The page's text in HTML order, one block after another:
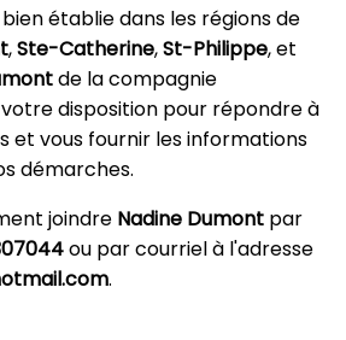
établie dans les régions de
,Ste-Catherine,St-Philippe, et
de la compagnie
disposition pour répondre à
et vous fournir les informations
démarches.
joindre Nadine Dumont par
ou par courriel à l'adresse
.